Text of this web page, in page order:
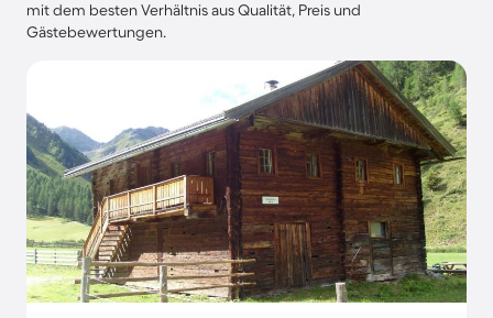
mit dem besten Verhältnis aus Qualität, Preis und
Gästebewertungen.